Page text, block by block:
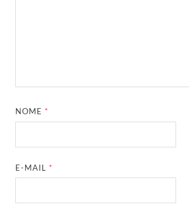
NOME*
E-MAIL*